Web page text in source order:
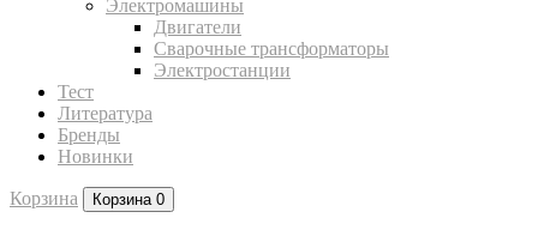
Электромашины
Двигатели
Сварочные трансформаторы
Электростанции
Тест
Литература
Бренды
Новинки
Корзина Корзина 0